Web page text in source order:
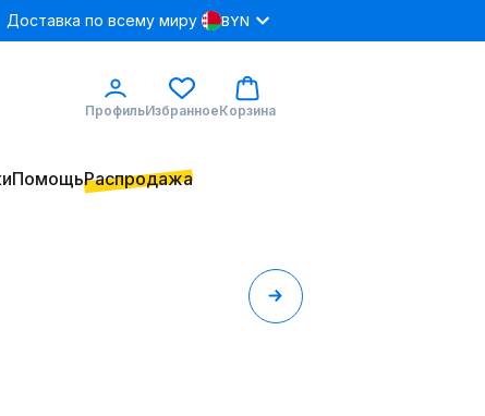
Доставка по всему миру BYN
ПрофильИзбранноеКорзина
ПомощьРаспродажа